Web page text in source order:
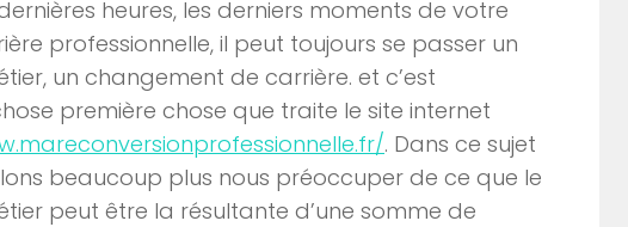
heures, les derniers moments de votre
professionnelle, il peut toujours se passer un
un changement de carrière. et c’est
première chose que traite le site internet
. Dans ce sujet
beaucoup plus nous préoccuper de ce que le
peut être la résultante d’une somme de